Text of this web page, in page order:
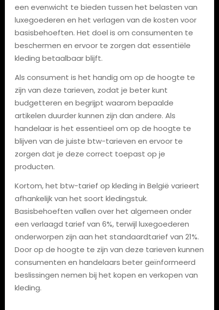
een evenwicht te bieden tussen het belasten van
luxegoederen en het verlagen van de kosten voor
basisbehoeften. Het doel is om consumenten te
beschermen en ervoor te zorgen dat essentiële
kleding betaalbaar blijft.
Als consument is het handig om op de hoogte te
zijn van deze tarieven, zodat je beter kunt
budgetteren en begrijpt waarom bepaalde
artikelen duurder kunnen zijn dan andere. Als
handelaar is het essentieel om op de hoogte te
blijven van de juiste btw-tarieven en ervoor te
zorgen dat je deze correct toepast op je
producten.
Kortom, het btw-tarief op kleding in België varieert
afhankelijk van het soort kledingstuk.
Basisbehoeften vallen over het algemeen onder
een verlaagd tarief van 6%, terwijl luxegoederen
onderworpen zijn aan het standaardtarief van 21%.
Door op de hoogte te zijn van deze tarieven kunnen
consumenten en handelaars beter geïnformeerd
beslissingen nemen bij het kopen en verkopen van
kleding.